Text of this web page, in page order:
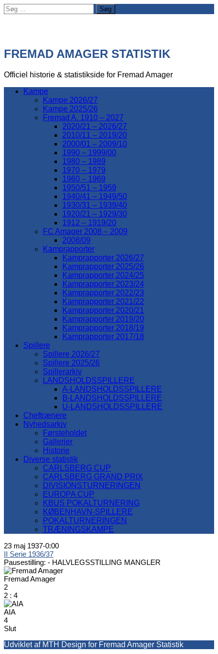
Søg
efter:
FREMAD AMAGER STATISTIK
Officiel historie & statistikside for Fremad Amager
Kampe
Kampe 2026/27
Kampe 2025/26
Fremad A. 1910 – 2027
2020/21 – 2026/27
2010/11 – 2019/20
2000/01 – 2009/10
1990 – 1999/00
1980 – 1989
1970 – 1979
1960 – 1969
1950/51 – 1959
1940/41 – 1949/50
1930/31 – 1939/40
1920/21 – 1929/30
1912 – 1919/20
FC Amager 2008 – 2009
2008/09
Kamprapporter
Kamprapporter 2026/27
Kamprapporter 2025/26
Kamprapporter 2024/25
Kamprapporter 2023/24
Kamprapporter 2022/23
Kamprapporter 2021/22
Kamprapporter 2020/21
Kamprapporter 2019/20
Kamprapporter 2018/19
Kamprapporter 2017/18
Spillere
Spillere 2026/27
Spillere 2025/26
Spillerarkiv
LANDSHOLDSSPILLERE
A-LANDSHOLDSSPILLERE
B-LANDSHOLDSSPILLERE
U-LANDSHOLDSSPILLERE
Cheftrænere
Nyhedsarkiv
Førsteholdet
Gallerier
Historie
Diverse statistik
CARLSBERG CUP
CARLSBERG GRAND PRIX
DIVISIONSTURNERINGEN
EUROPA CUP
KBUS POKALTURNERING
KØBENHAVN-SPILLERE
POKALTURNERINGEN
TRÆNINGSKAMPE
23 maj 1937-0:00
II Serie 1936/37
Pausestilling: - HALVLEGSSTILLING MANGLER
Fremad Amager
2
2 : 4
AIA
4
Slut
Udviklet af MTH Design for Fremad Amager Statistik